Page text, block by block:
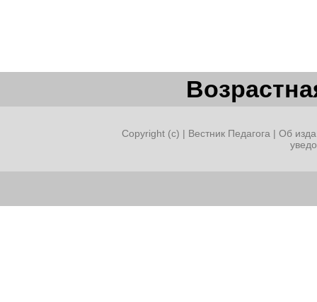
Copyright (c) | Вестник Педагога | Об